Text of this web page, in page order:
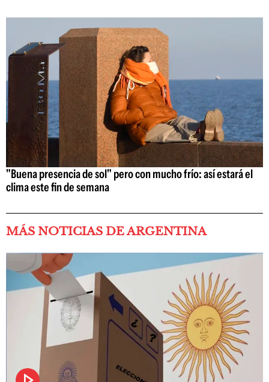
"Buena presencia de sol" pero con mucho frío: así estará el
clima este fin de semana
MÁS NOTICIAS DE ARGENTINA